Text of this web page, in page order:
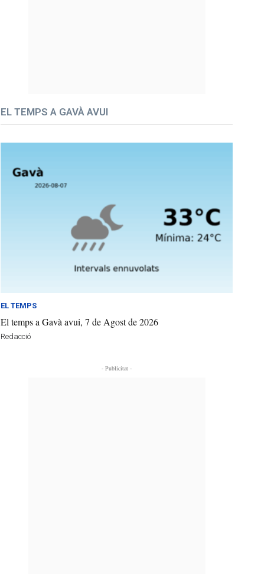
EL TEMPS A GAVÀ AVUI
EL TEMPS
El temps a Gavà avui, 7 de Agost de 2026
Redacció
- Publicitat -